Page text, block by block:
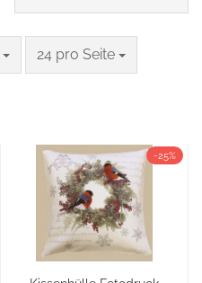
24 pro Seite
pro Seite
-25%